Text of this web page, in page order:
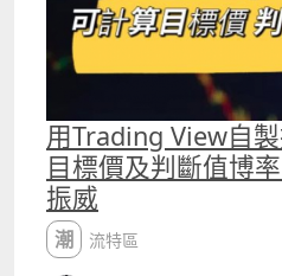
用Trading View自
目標價及判斷值博
振威
潮流特區